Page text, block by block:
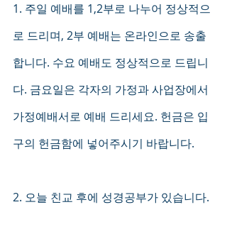
1. 주일 예배를 1,2부로 나누어 정상적으
로 드리며, 2부 예배는 온라인으로 송출
합니다. 수요 예배도 정상적으로 드립니
다. 금요일은 각자의 가정과 사업장에서
가정예배서로 예배 드리세요. 헌금은 입
구의 헌금함에 넣어주시기 바랍니다.
2. 오늘 친교 후에 성경공부가 있습니다.